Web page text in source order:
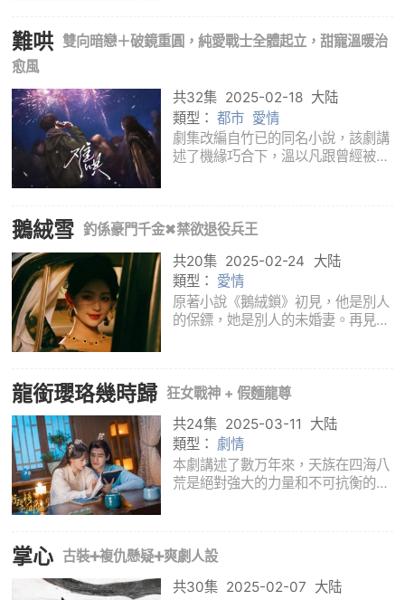
寄養在自己家且沒有血緣關係的哥哥
難哄 雙向暗戀＋破鏡重圓，純愛戰士全體起立，甜寵溫暖治
愈風
共32集 2025-02-18 大陆
類型： 都市 愛情
劇集改編自竹已的同名小說，該劇講
述了機緣巧合下，溫以凡跟曾經被她
人有了交集的故事。溫以凡回到家鄉
鵝絨雪 釣係豪門千金✖禁欲退役兵王
共20集 2025-02-24
大陆
類型： 愛情
原著小說《鵝絨鎖》初見，他是別人
的保鏢，她是別人的未婚妻。再見，
掉。世道險惡，我得給自己留點保障
龍銜瓔珞幾時歸 狂女戰神 + 假麵龍尊
共24集 2025-03-11
大陆
類型： 劇情
本劇講述了數万年來，天族在四海八
荒是絕對強大的力量和不可抗衡的存
銜卻在決戰最後和瓔珞天人永隔。如
掌心 古裝➕複仇懸疑➕爽劇人設
共30集 2025-02-07 大陆